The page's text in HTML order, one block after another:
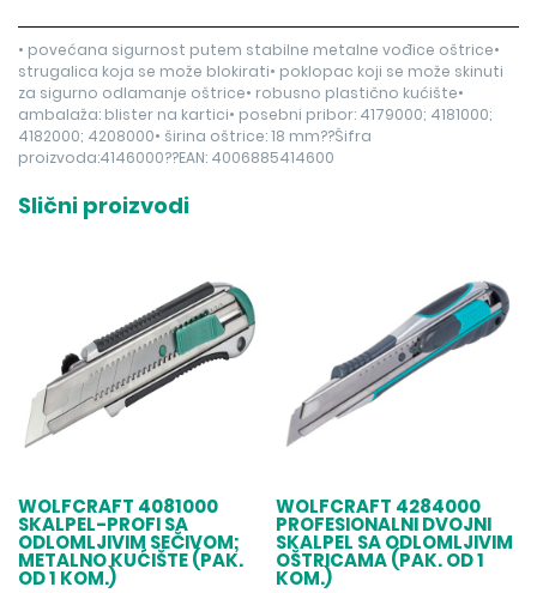
• povećana sigurnost putem stabilne metalne vođice oštrice•
strugalica koja se može blokirati• poklopac koji se može skinuti
za sigurno odlamanje oštrice• robusno plastično kućište•
ambalaža: blister na kartici• posebni pribor: 4179000; 4181000;
4182000; 4208000• širina oštrice: 18 mm??Šifra
proizvoda:4146000??EAN: 4006885414600
Slični proizvodi
WOLFCRAFT 4081000
SKALPEL-PROFI SA
ODLOMLJIVIM SEČIVOM;
METALNO KUĆIŠTE (PAK.
OD 1 KOM.)
WOLFCRAFT 4284000
PROFESIONALNI DVOJNI
SKALPEL SA ODLOMLJIVIM
OŠTRICAMA (PAK. OD 1
KOM.)